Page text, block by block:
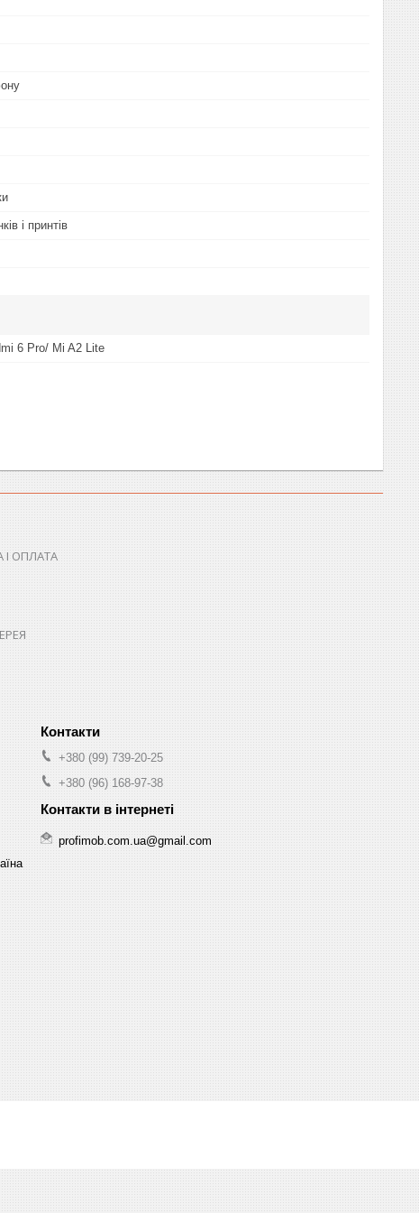
і принтів
6 Pro/ Mi A2 Lite
І ОПЛАТА
+380 (99) 739-20-25
+380 (96) 168-97-38
profimob.com.ua@gmail.com